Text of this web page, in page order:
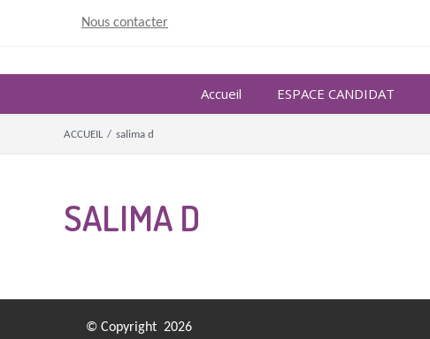
Nous contacter
Accueil ESPACE CANDIDAT
ACCUEIL / salima d
SALIMA D
© Copyright 2026